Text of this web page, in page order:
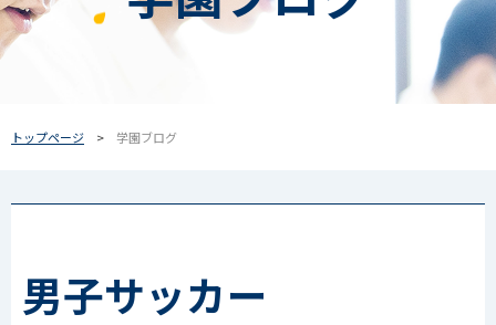
トップページ 学園ブログ
男子サッカー